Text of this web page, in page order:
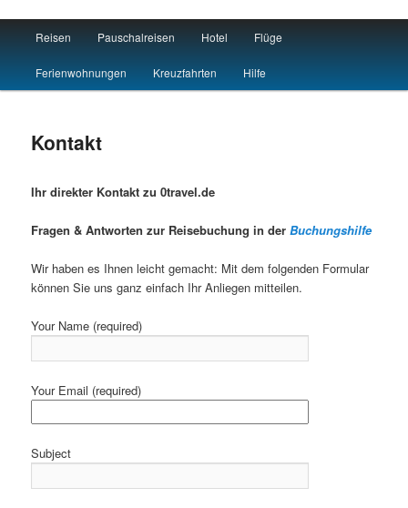
Travel : De
Skip to primary content
Skip to secondary content
Reisen Pauschalreisen Hotel Flüge
Ferienwohnungen Kreuzfahrten Hilfe
Kontakt
Ihr direkter Kontakt zu 0travel.de
Fragen & Antworten zur Reisebuchung in derBuchungshilfe
Wir haben es Ihnen leicht gemacht: Mit dem folgenden Formular
können Sie uns ganz einfach Ihr Anliegen mitteilen.
Your Name (required)
Your Email (required)
Subject